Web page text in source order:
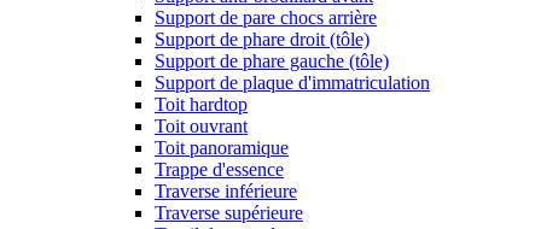
Support de pare chocs arrière
Support de phare droit (tôle)
Support de phare gauche (tôle)
Support de plaque d'immatriculation
Toit hardtop
Toit ouvrant
Toit panoramique
Trappe d'essence
Traverse inférieure
Traverse supérieure